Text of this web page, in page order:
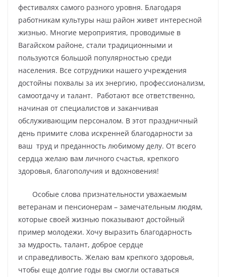
фестивалях самого разного уровня. Благодаря
работникам культуры наш район живет интересной
жизнью. Многие мероприятия, проводимые в
Вагайском районе, стали традиционными и
пользуются большой популярностью среди
населения. Все сотрудники нашего учреждения
достойны похвалы за их энергию, профессионализм,
самоотдачу и талант. Работают все ответственно,
начиная от специалистов и заканчивая
обслуживающим персоналом. В этот праздничный
день примите слова искренней благодарности за
ваш труд и преданность любимому делу. От всего
сердца желаю вам личного счастья, крепкого
здоровья, благополучия и вдохновения!
Особые слова признательности уважаемым
ветеранам и пенсионерам – замечательным людям,
которые своей жизнью показывают достойный
пример молодежи. Хочу выразить благодарность
за мудрость, талант, доброе сердце
и справедливость. Желаю вам крепкого здоровья,
чтобы еще долгие годы вы смогли оставаться